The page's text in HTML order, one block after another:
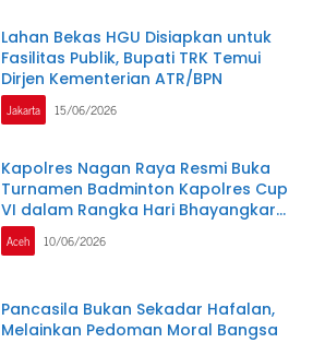
Lahan Bekas HGU Disiapkan untuk
Fasilitas Publik, Bupati TRK Temui
Dirjen Kementerian ATR/BPN
Jakarta 15/06/2026
Kapolres Nagan Raya Resmi Buka
Turnamen Badminton Kapolres Cup
VI dalam Rangka Hari Bhayangkara
ke-80
Aceh 10/06/2026
Pancasila Bukan Sekadar Hafalan,
Melainkan Pedoman Moral Bangsa